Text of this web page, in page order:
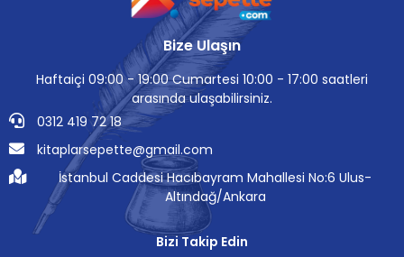
Bize Ulaşın
Haftaiçi 09:00 - 19:00 Cumartesi 10:00 - 17:00 saatleri
arasında ulaşabilirsiniz.
0312 419 72 18
kitaplarsepette@gmail.com
İstanbul Caddesi Hacıbayram Mahallesi No:6 Ulus-
Altındağ/Ankara
Bizi Takip Edin